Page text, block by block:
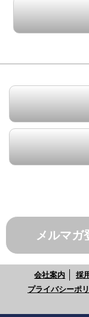
メルマガ
会社案内 採
プライバシーポ